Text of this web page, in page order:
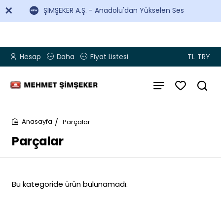
ŞİMŞEKER A.Ş. - Anadolu'dan Yükselen Ses
Hesap Daha Fiyat Listesi TL TRY
Parçalar
Parçalar
Bu kategoride ürün bulunamadı.